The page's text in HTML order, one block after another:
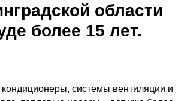
области
более 15 лет.
системы вентиляции и